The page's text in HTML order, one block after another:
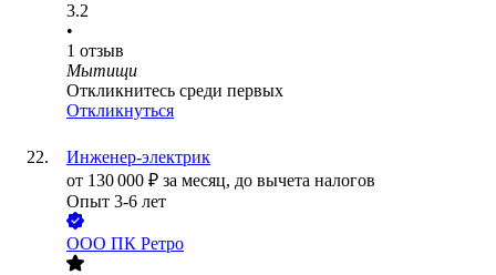
3.2
•
1 отзыв
Мытищи
Откликнитесь среди первых
Откликнуться
Инженер-электрик
от 130 000 ₽ за месяц, до вычета налогов
Опыт 3-6 лет
ООО ПК Ретро